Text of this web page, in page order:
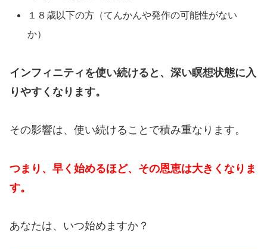
１８歳以下の方（てんかんや発作の可能性がない
か）
インフィニティを使い続けると、深い瞑想状態に入
りやすくなります。
その影響は、使い続けることで積み重なります。
つまり、早く始めるほど、その恩恵は大きくなりま
す。
あなたは、いつ始めますか？